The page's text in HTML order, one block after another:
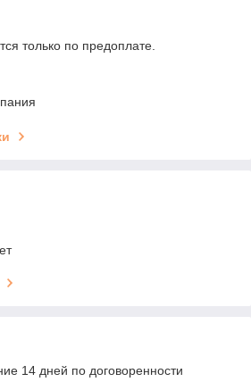
только по предоплате.
14 дней по договоренности